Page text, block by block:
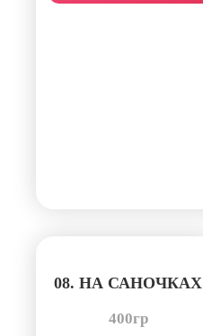
08. НА САНОЧКАХ
400гр